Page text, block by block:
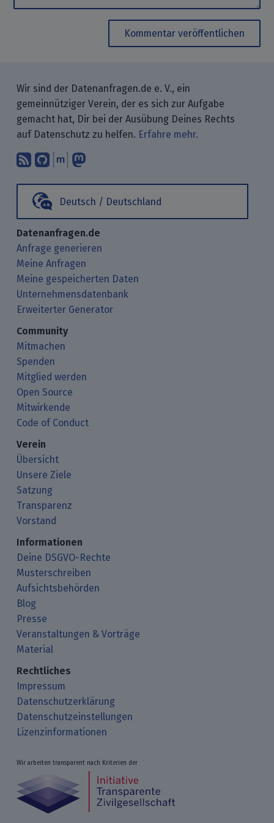
Kommentar veröffentlichen
Wir sind der Datenanfragen.de e. V., ein
gemeinnütziger Verein, der es sich zur Aufgabe
gemacht hat, Dir bei der Ausübung Deines Rechts
auf Datenschutz zu helfen. Erfahre mehr.
Abonniere unsere Blogbeiträge mit
Finde uns bei GitHub.
Unterhalte Dich mit uns über
Deutsch / Deutschland
Datenanfragen.de
Anfrage generieren
Meine Anfragen
Meine gespeicherten Daten
Unternehmensdatenbank
Erweiterter Generator
Community
Mitmachen
Spenden
Mitglied werden
Open Source
Mitwirkende
Code of Conduct
Verein
Übersicht
Unsere Ziele
Satzung
Transparenz
Vorstand
Informationen
Deine DSGVO-Rechte
Musterschreiben
Aufsichtsbehörden
Blog
Presse
Veranstaltungen & Vorträge
Material
Rechtliches
Impressum
Datenschutzerklärung
Datenschutzeinstellungen
Lizenzinformationen
Wir arbeiten transparent nach Kriterien der